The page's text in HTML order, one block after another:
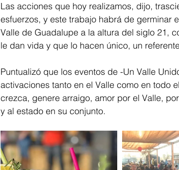
Las acciones que hoy realizamos, dijo,
esfuerzos, y este trabajo habrá de germinar
Valle de Guadalupe a la altura del siglo 21,
le dan vida y que lo hacen único, un
Puntualizó que los eventos de -Un Valle
activaciones tanto en el Valle como en todo
crezca, genere arraigo, amor por el Valle,
y al estado en su conjunto.